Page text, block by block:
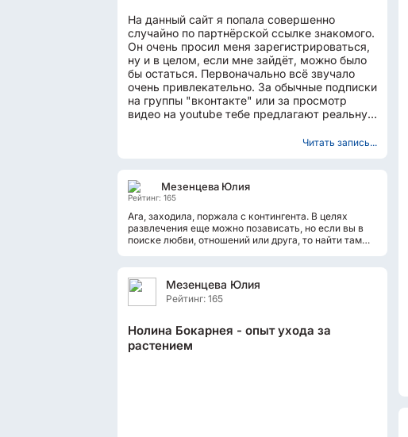
На данный сайт я попала совершенно
случайно по партнёрской ссылке знакомого.
Он очень просил меня зарегистрироваться,
ну и в целом, если мне зайдёт, можно было
бы остаться. Первоначально всё звучало
очень привлекательно. За обычные подписки
на группы "вконтакте" или за просмотр
видео на youtube тебе предлагают реальную
Читать запись...
Мезенцева Юлия
Рейтинг: 165
Ага, заходила, поржала с контингента. В целях
развлечения еще можно позависать, но если вы в
поиске любви, отношений или друга, то найти там
Мезенцева Юлия
Рейтинг: 165
Нолина Бокарнея - опыт ухода за
растением